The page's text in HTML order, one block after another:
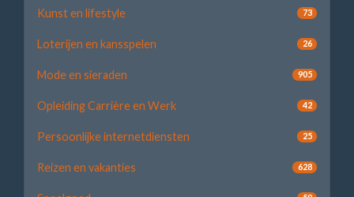
Kunst en lifestyle 73
Loterijen en kansspelen 26
Mode en sieraden 905
Opleiding Carrière en Werk 42
Persoonlijke internetdiensten 25
Reizen en vakanties 628